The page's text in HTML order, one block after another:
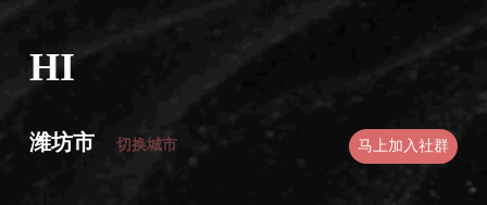
HI
潍坊市 切换城市 马上加入社群